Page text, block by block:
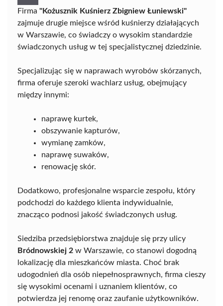
Firma "Kożusznik Kuśnierz Zbigniew Łuniewski"
zajmuje drugie miejsce wśród kuśnierzy działających
w Warszawie, co świadczy o wysokim standardzie
świadczonych usług w tej specjalistycznej dziedzinie.
Specjalizując się w naprawach wyrobów skórzanych,
firma oferuje szeroki wachlarz usług, obejmujący
między innymi:
naprawę kurtek,
obszywanie kapturów,
wymianę zamków,
naprawę suwaków,
renowację skór.
Dodatkowo, profesjonalne wsparcie zespołu, który
podchodzi do każdego klienta indywidualnie,
znacząco podnosi jakość świadczonych usług.
Siedziba przedsiębiorstwa znajduje się przy ulicy
Bródnowskiej 2 w Warszawie, co stanowi dogodną
lokalizację dla mieszkańców miasta. Choć brak
udogodnień dla osób niepełnosprawnych, firma cieszy
się wysokimi ocenami i uznaniem klientów, co
potwierdza jej renomę oraz zaufanie użytkowników.